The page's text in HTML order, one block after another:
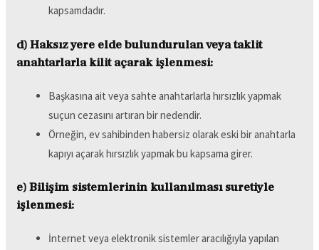
kapsamdadır.
d) Haksız yere elde bulundurulan veya taklit
anahtarlarla kilit açarak işlenmesi:
Başkasına ait veya sahte anahtarlarla hırsızlık yapmak
suçun cezasını artıran bir nedendir.
Örneğin, ev sahibinden habersiz olarak eski bir anahtarla
kapıyı açarak hırsızlık yapmak bu kapsama girer.
e) Bilişim sistemlerinin kullanılması suretiyle
işlenmesi:
İnternet veya elektronik sistemler aracılığıyla yapılan